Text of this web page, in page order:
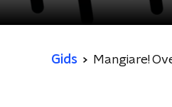
Gids Mangiare!